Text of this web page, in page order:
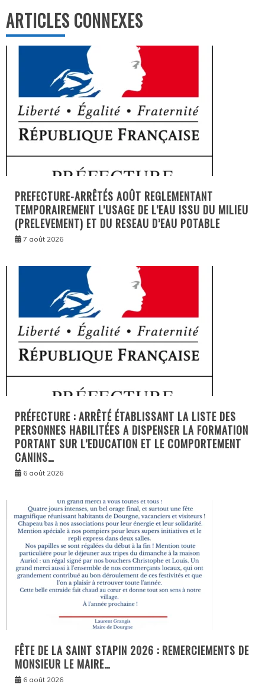
ARTICLES CONNEXES
PREFECTURE-ARRÊTÉS AOÛT REGLEMENTANT
TEMPORAIREMENT L’USAGE DE L’EAU ISSU DU MILIEU
(PRELEVEMENT) ET DU RESEAU D’EAU POTABLE
7 août 2026
PRÉFECTURE : ARRÊTÉ ÉTABLISSANT LA LISTE DES
PERSONNES HABILITÉES A DISPENSER LA FORMATION
PORTANT SUR L’EDUCATION ET LE COMPORTEMENT
CANINS…
6 août 2026
FÊTE DE LA SAINT STAPIN 2026 : REMERCIEMENTS DE
MONSIEUR LE MAIRE…
6 août 2026